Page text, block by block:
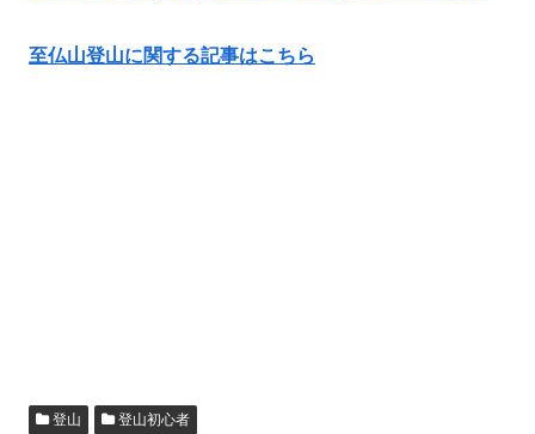
至仏山登山に関する記事はこちら
登山 登山初心者